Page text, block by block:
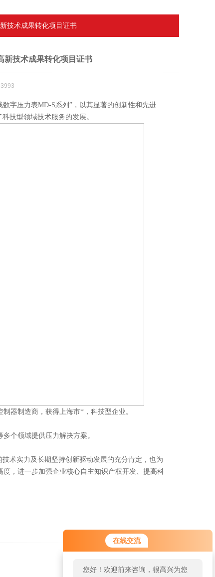
在线交流
您好！欢迎前来咨询，很高兴为您
技术成果转化项目证书
新技术成果转化项目证书
字压力表MD-S系列”，以其显著的创新性和先进
技型领域技术服务的发展。
器制造商，获得上海市*，科技型企业。
个领域提供压力解决方案。
术实力及长期坚持创新驱动发展的充分肯定，也为
，进一步加强企业核心自主知识产权开发、提高科